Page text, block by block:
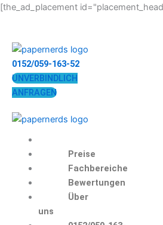
[the_ad_placement
Zum
0152/059-163-52
UNVERBINDLICH
ANFRAGEN
Preise
Fachbereiche
Bewertungen
Über
uns